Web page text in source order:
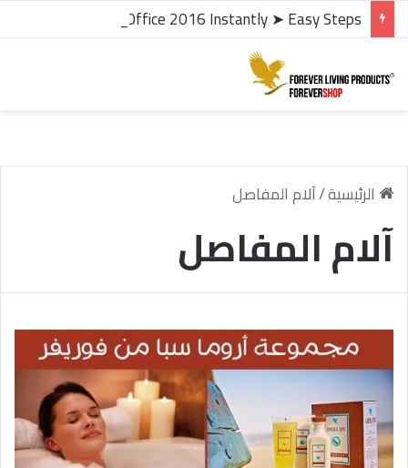
الرئيسية/آلام المفاصل
آلام المفاصل